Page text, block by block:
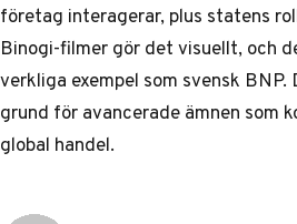
företag interagerar, plus statens
Binogi-filmer gör det visuellt, och
verkliga exempel som svensk
grund för avancerade ämnen som
global handel.